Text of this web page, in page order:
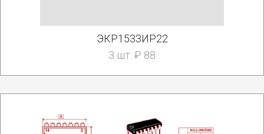
ЭКР1533ИР22
3 шт. ₽ 88